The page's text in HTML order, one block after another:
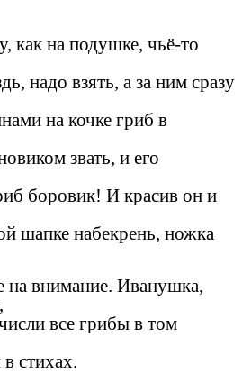
на подушке, чьё-то
взять, а за ним сразу
кочке гриб в
звать, и его
И красив он и
набекрень, ножка
внимание. Иванушка,
все грибы в том